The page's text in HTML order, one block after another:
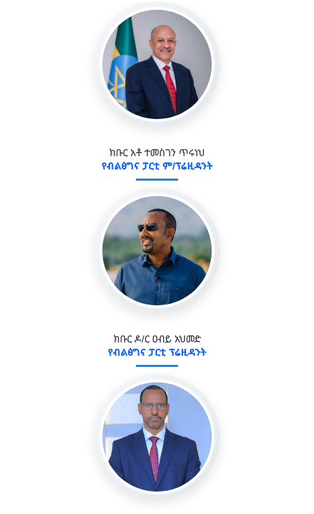
ክቡር አቶ ተመስገን ጥሩነህ
የብልፅግና ፓርቲ ም/ፕሬዚዳንት
ክቡር ዶ/ር ዐብይ አህመድ
የብልፅግና ፓርቲ ፕሬዚዳንት